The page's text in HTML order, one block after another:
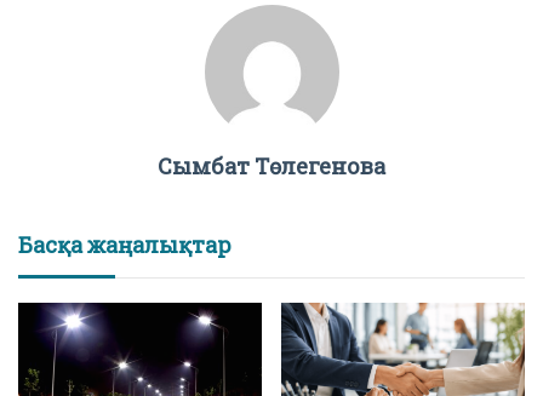
Сымбат Төлегенова
Басқа жаңалықтар